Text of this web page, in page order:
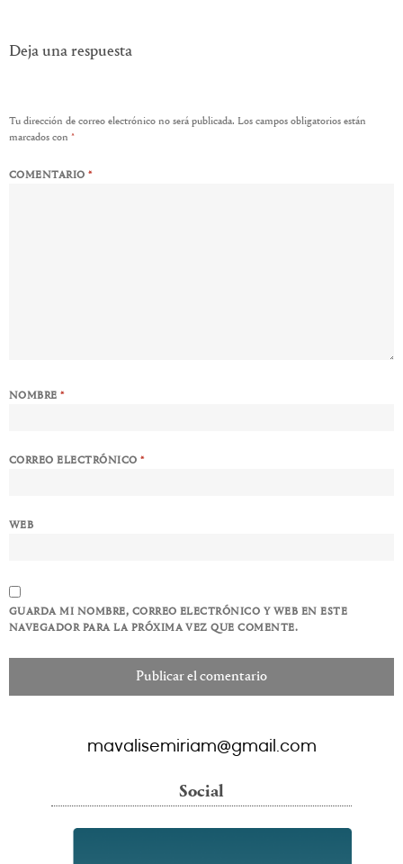
entradas
Deja una respuesta
Tu dirección de correo electrónico no será publicada. Los campos obligatorios están
marcados con *
COMENTARIO*
NOMBRE*
CORREO ELECTRÓNICO*
WEB
GUARDA MI NOMBRE, CORREO ELECTRÓNICO Y WEB EN ESTE
NAVEGADOR PARA LA PRÓXIMA VEZ QUE COMENTE.
mavalisemiriam@gmail.com
Social